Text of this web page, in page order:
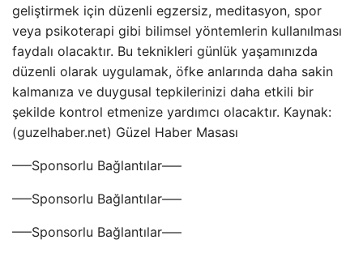
geliştirmek için düzenli egzersiz, meditasyon, spor
veya psikoterapi gibi bilimsel yöntemlerin kullanılması
faydalı olacaktır. Bu teknikleri günlük yaşamınızda
düzenli olarak uygulamak, öfke anlarında daha sakin
kalmanıza ve duygusal tepkilerinizi daha etkili bir
şekilde kontrol etmenize yardımcı olacaktır. Kaynak:
(guzelhaber.net) Güzel Haber Masası
—–Sponsorlu Bağlantılar—–
—–Sponsorlu Bağlantılar—–
—–Sponsorlu Bağlantılar—–